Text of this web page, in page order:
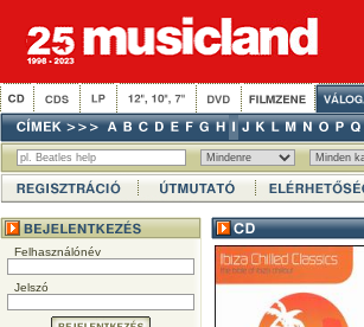
Felhasználónév
Jelszó